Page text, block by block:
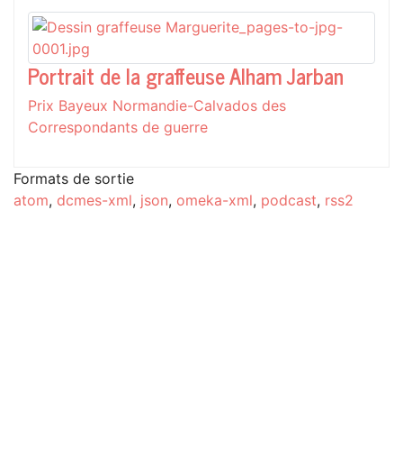
Portrait de la graffeuse Alham Jarban
Prix Bayeux Normandie-Calvados des
Correspondants de guerre
Formats de sortie
atom, dcmes-xml, json, omeka-xml, podcast, rss2